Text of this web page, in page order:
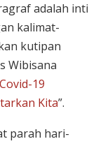
adalah inti
kalimat-
kutipan
Wibisana
19
Kita”.
parah hari-